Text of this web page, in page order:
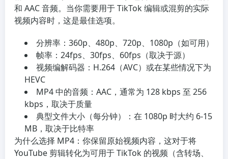
和 AAC 音频。当你需要用于 TikTok 编辑或混剪的实际
视频内容时，这是最佳选项。
分辨率：360p、480p、720p、1080p（如可用）
帧率：24fps、30fps、60fps（取决于源）
视频编解码器：H.264（AVC）或在某些情况下为
HEVC
MP4 中的音频：AAC，通常为 128 kbps 至 256
kbps，取决于质量
典型文件大小（每分钟）：在 1080p 时大约 6-15
MB，取决于比特率
为什么选择 MP4：你保留原始视频内容，这对于将
YouTube 剪辑转化为可用于 TikTok 的视频（含转场、